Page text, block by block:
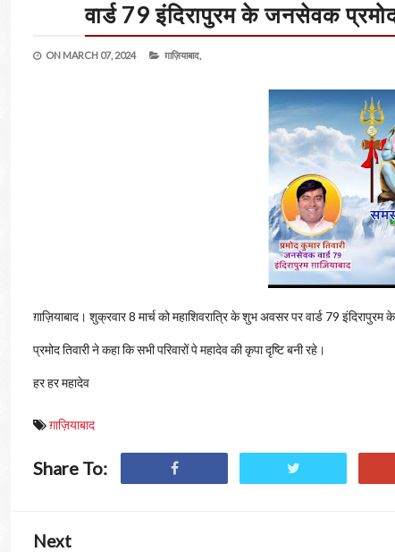
वार्ड 79 इंदिरापुरम के जनसेवक प्रमोद
ON MARCH 07, 2024 ग़ाज़ियाबाद,
ग़ाज़ियाबाद। शुक्रवार 8 मार्च को महाशिवरात्रि के शुभ अवसर पर वार्ड 79
प्रमोद तिवारी ने कहा कि सभी परिवारों पे महादेव की कृपा दृष्टि बनी रहे।
हर हर महादेव
ग़ाज़ियाबाद
Share To:
Next